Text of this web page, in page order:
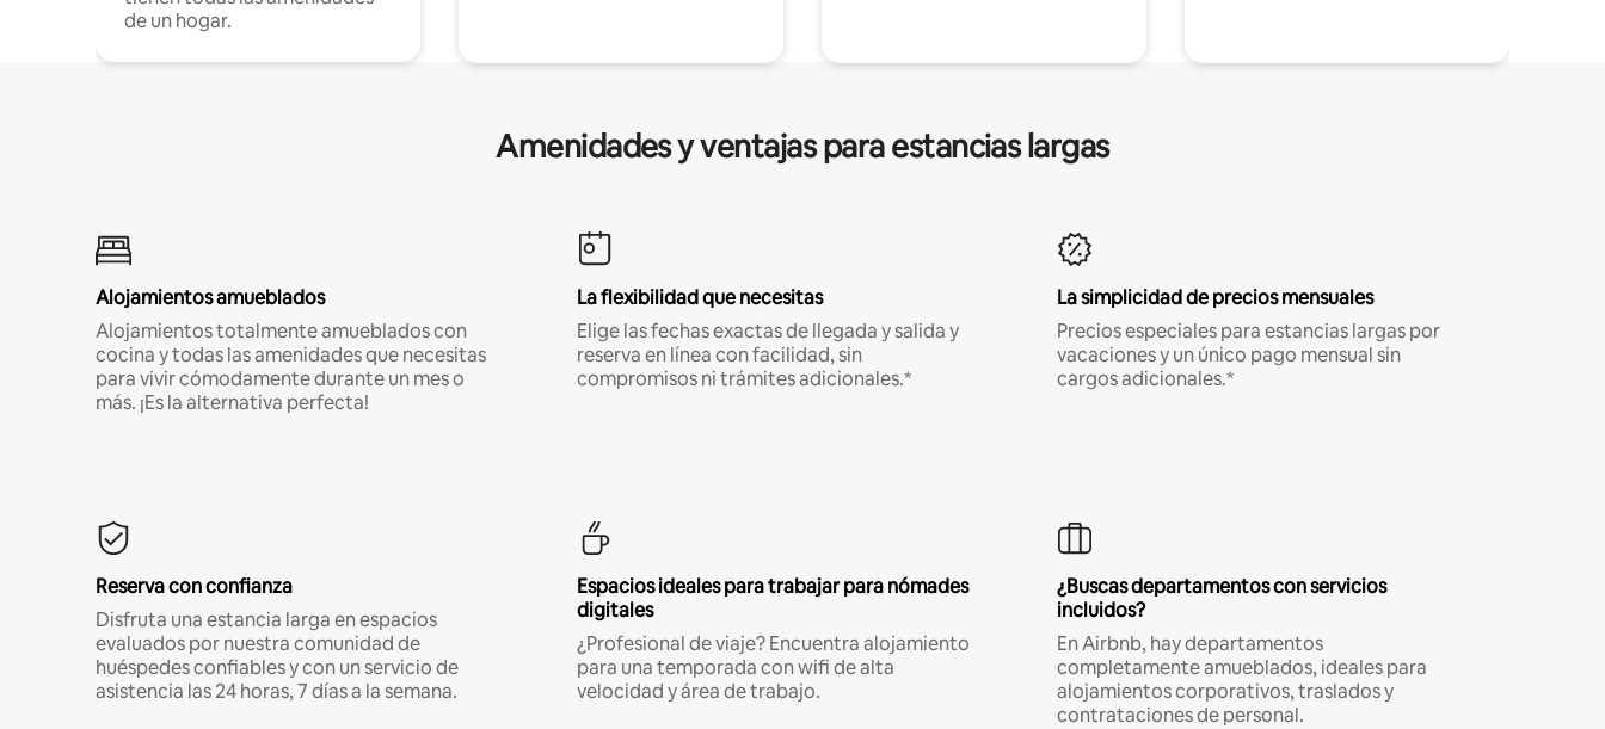
de un hogar.
Amenidades y ventajas para estancias largas
Alojamientos amueblados
Alojamientos totalmente amueblados con
cocina y todas las amenidades que necesitas
para vivir cómodamente durante un mes o
más. ¡Es la alternativa perfecta!
La flexibilidad que necesitas
Elige las fechas exactas de llegada y salida y
reserva en línea con facilidad, sin
compromisos ni trámites adicionales.*
La simplicidad de precios mensuales
Precios especiales para estancias largas por
vacaciones y un único pago mensual sin
cargos adicionales.*
Reserva con confianza
Disfruta una estancia larga en espacios
evaluados por nuestra comunidad de
huéspedes confiables y con un servicio de
asistencia las 24 horas, 7 días a la semana.
Espacios ideales para trabajar para nómades
digitales
¿Profesional de viaje? Encuentra alojamiento
para una temporada con wifi de alta
velocidad y área de trabajo.
¿Buscas departamentos con servicios
incluidos?
En Airbnb, hay departamentos
completamente amueblados, ideales para
alojamientos corporativos, traslados y
contrataciones de personal.